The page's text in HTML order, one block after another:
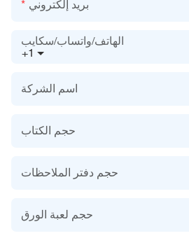
بريد إلكتروني
+1
الهاتف/واتساب/سكايب
اسم الشركة
حجم الكتاب
حجم دفتر الملاحظات
حجم لعبة الورق